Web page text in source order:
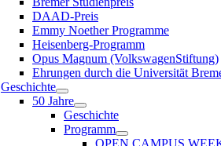
DAAD-Preis
Emmy Noether Programme
Heisenberg-Programm
Opus Magnum (VolkswagenStiftung)
Ehrungen durch die Universität
Geschichte
50 Jahre
Geschichte
Programm
OPEN CAMPUS